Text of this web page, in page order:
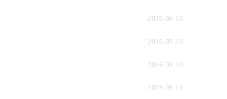
2026.06.16
2026.05.26
2026.05.19
2026.05.14